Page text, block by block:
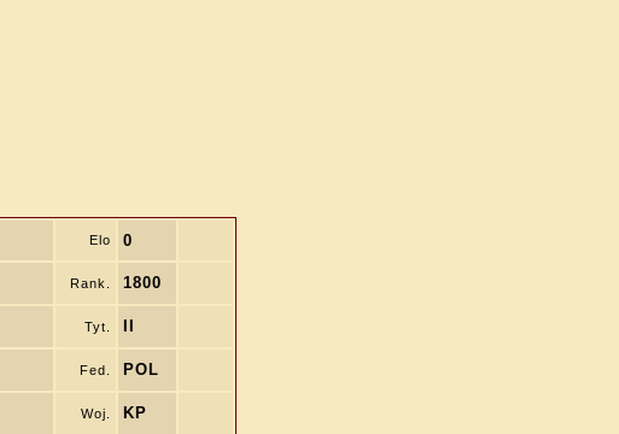
Elo 0
Rank. 1800
Tyt.
Fed. POL
Woj. KP